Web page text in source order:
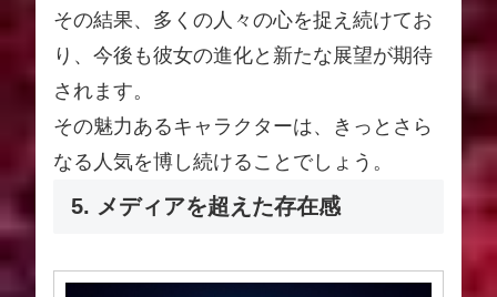
その結果、多くの人々の心を捉え続けてお
り、今後も彼女の進化と新たな展望が期待
されます。
その魅力あるキャラクターは、きっとさら
なる人気を博し続けることでしょう。
5. メディアを超えた存在感